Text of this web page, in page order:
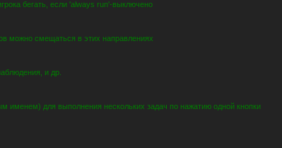
бегать, если 'always run'-выключено
можно смещаться в этих направлениях
и др.
именем) для выполнения нескольких задач по нажатию одной кнопки